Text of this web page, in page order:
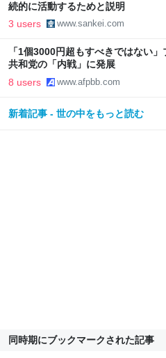
続的に活動するためと説明
3 users www.sankei.com
「1個3000円超もすべきではない
共和党の「内戦」に発展
8 users www.afpbb.com
新着記事 - 世の中をもっと読む
同時期にブックマークされた記事